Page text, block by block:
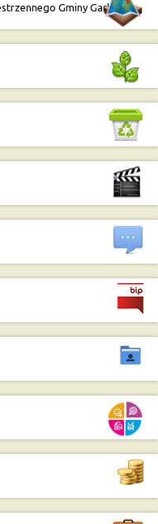
Gminy Garbów